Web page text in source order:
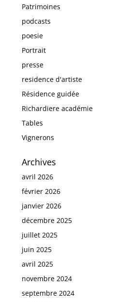
Patrimoines
podcasts
poesie
Portrait
presse
residence d'artiste
Résidence guidée
Richardiere académie
Tables
Vignerons
Archives
avril 2026
février 2026
janvier 2026
décembre 2025
juillet 2025
juin 2025
avril 2025
novembre 2024
septembre 2024